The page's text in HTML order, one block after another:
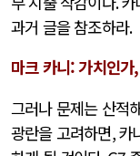
과거 글을 참조하라.
마크 카니: 가치인가
그러나 문제는 산적
광란을 고려하면,카